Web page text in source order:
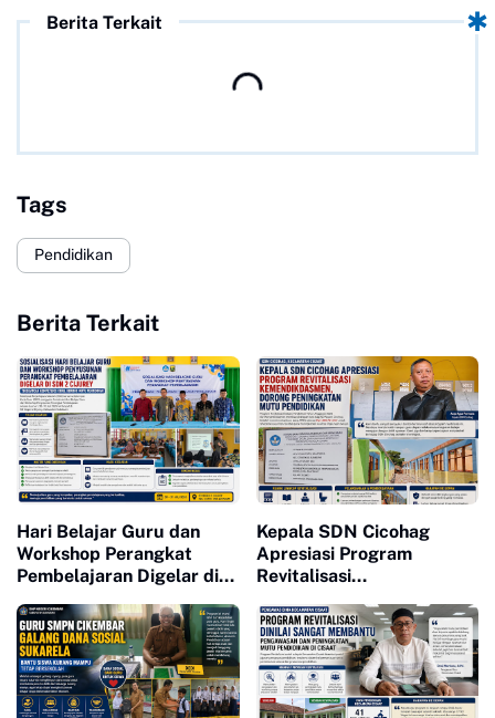
Berita Terkait
Tags
Pendidikan
Berita Terkait
Hari Belajar Guru dan
Workshop Perangkat
Pembelajaran Digelar di
Kompetensi Pendidik
Kepala SDN Cicohag
Apresiasi Program
Revitalisasi
Peningkatan Mutu
Pendidikan